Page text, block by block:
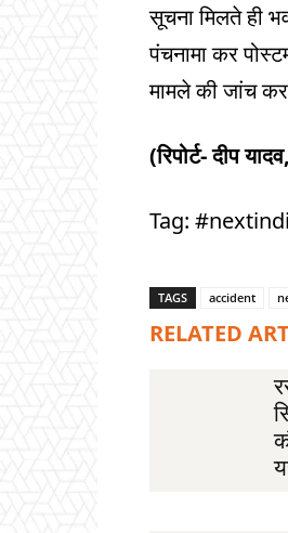
सूचना मिलते ही
पंचनामा कर
मामले की जांच
(रिपोर्ट- दीप
Tag:
TAGS accident
RELATED